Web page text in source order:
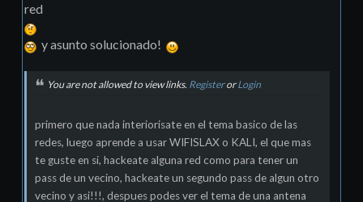
red
y asunto solucionado!
You are not allowed to view links. RegisterorLogin
primero que nada interiorisate en el tema basico de las
redes, luego aprende a usar WIFISLAX o KALI, el que mas
te guste en si, hackeate alguna red como para tener un
pass de un vecino, hackeate un segundo pass de algun otro
vecino y asi!!!, despues podes ver el tema de una antena